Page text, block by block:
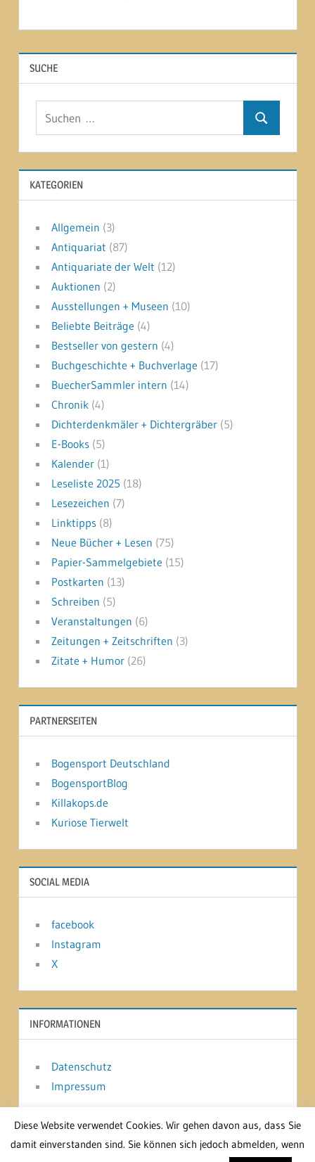
SUCHE
Suchen
KATEGORIEN
Allgemein (3)
Antiquariat (87)
Antiquariate der Welt (12)
Auktionen (2)
Ausstellungen + Museen (10)
Beliebte Beiträge (4)
Bestseller von gestern (4)
Buchgeschichte + Buchverlage (17)
BuecherSammler intern (14)
Chronik(4)
Dichterdenkmäler + Dichtergräber(5)
E-Books(5)
Kalender(1)
Leseliste 2025 (18)
Lesezeichen (7)
Linktipps(8)
Neue Bücher + Lesen (75)
Papier-Sammelgebiete (15)
Postkarten (13)
Schreiben (5)
Veranstaltungen (6)
Zeitungen + Zeitschriften (3)
Zitate + Humor(26)
PARTNERSEITEN
Bogensport Deutschland
BogensportBlog
Killakops.de
Kuriose Tierwelt
SOCIAL MEDIA
facebook
Instagram
X
INFORMATIONEN
Datenschutz
Impressum
Diese Website verwendet Cookies. Wir gehen davon aus, dass Sie
damit einverstanden sind. Sie können sich jedoch abmelden, wenn